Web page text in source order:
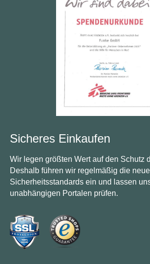
Sicheres Einkaufen
Wir legen größten Wert auf den Schutz
Deshalb führen wir regelmäßig die
Sicherheitsstandards ein und lassen
unabhängigen Portalen prüfen.